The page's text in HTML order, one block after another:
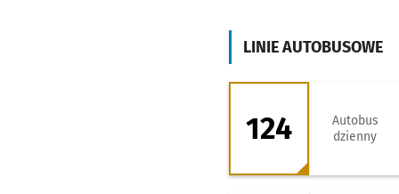
LINIE AUTOBUSOWE
124 - kierunek
124
Autobus
dzienny